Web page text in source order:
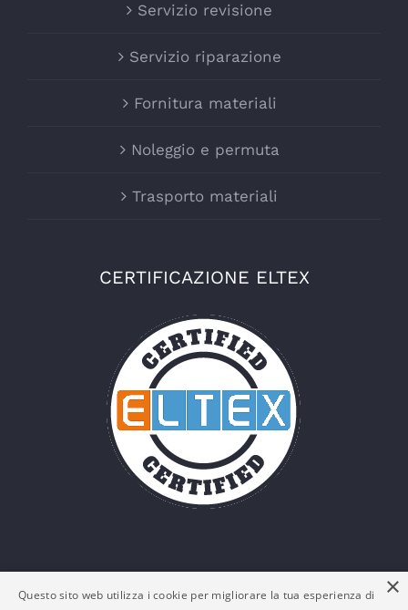
Servizio revisione
Servizio riparazione
Fornitura materiali
Noleggio e permuta
Trasporto materiali
CERTIFICAZIONE ELTEX
×
Questo sito web utilizza i cookie per migliorare la tua esperienza di